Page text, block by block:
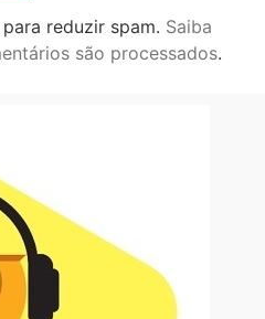
reduzir spam. Saiba
são processados.